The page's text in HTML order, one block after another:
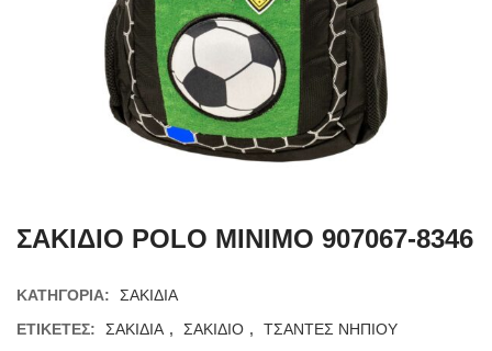
ΣΑΚΙΔΙΟ POLO MINIMO 907067-8346
ΚΑΤΗΓΟΡΊΑ:
ΣΑΚΙΔΙΑ
ΕΤΙΚΈΤΕΣ:
ΣΑΚΙΔΙΑ , ΣΑΚΙΔΙΟ , ΤΣΑΝΤΕΣ ΝΗΠΙΟΥ